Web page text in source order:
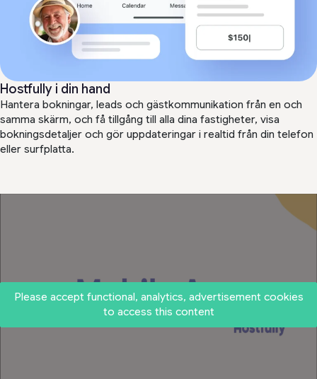
Hostfully i din hand
Hantera bokningar, leads och gästkommunikation från en och
samma skärm, och få tillgång till alla dina fastigheter, visa
bokningsdetaljer och gör uppdateringar i realtid från din telefon
eller surfplatta.
Please accept functional, analytics, advertisement cookies
to access this content